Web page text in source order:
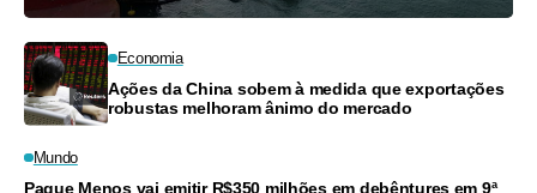
Economia
Ações da China sobem à medida que exportações
robustas melhoram ânimo do mercado
Mundo
Pague Menos vai emitir R$350 milhões em debêntures em 9ª